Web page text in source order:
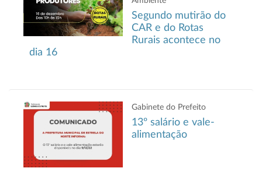
Segundo mutirão do
CAR e do Rotas
Rurais acontece no
dia 16
Gabinete do Prefeito
13º salário e vale-
alimentação